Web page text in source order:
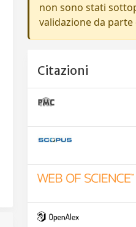
non sono stati
validazione da parte
Citazioni